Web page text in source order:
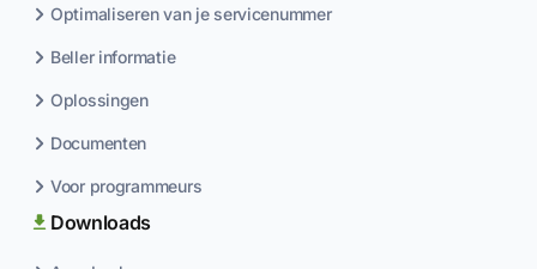
Optimaliseren van je servicenummer
Beller informatie
Oplossingen
Documenten
Voor programmeurs
Downloads